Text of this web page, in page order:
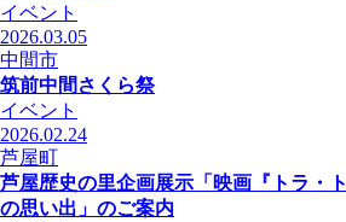
イベント
2026.03.05
中間市
筑前中間さくら祭
イベント
2026.02.24
芦屋町
芦屋歴史の里企画展示「映画『トラ・
の思い出」のご案内